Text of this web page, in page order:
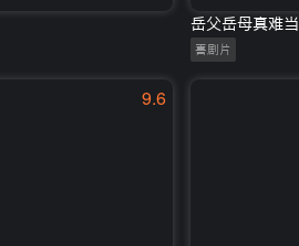
岳父岳母真难当
喜剧片
9.6